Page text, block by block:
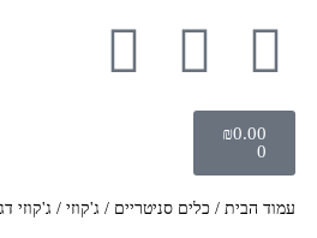
₪0.00
0
עמוד הבית / כלים סניטריים / ג'קוזי / ג'קוזי דגם